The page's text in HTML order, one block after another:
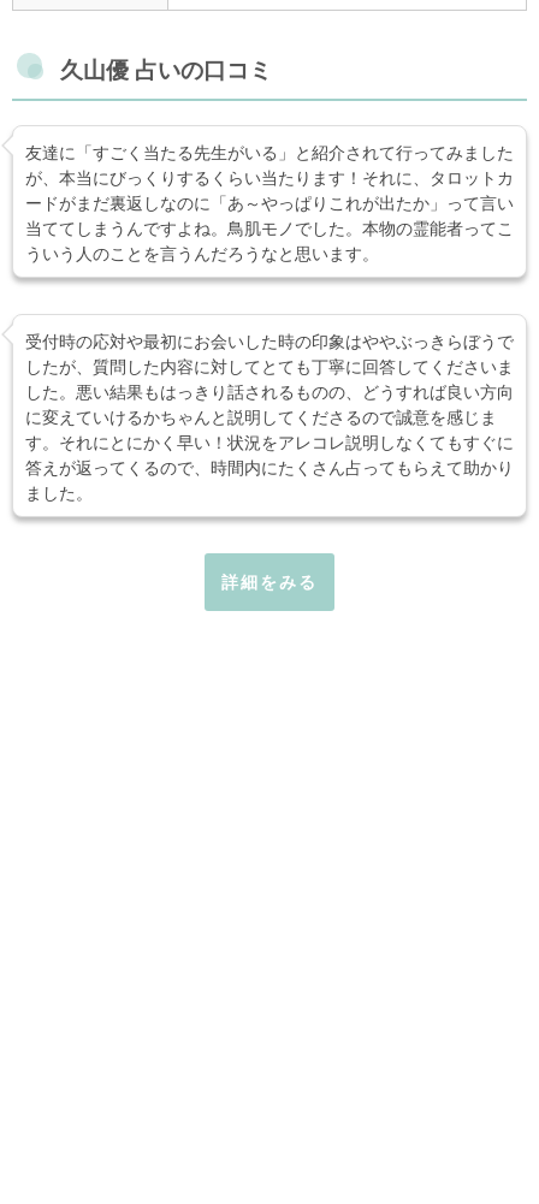
久山優 占いの口コミ
友達に「すごく当たる先生がいる」と紹介されて行ってみました
が、本当にびっくりするくらい当たります！それに、タロットカ
ードがまだ裏返しなのに「あ～やっぱりこれが出たか」って言い
当ててしまうんですよね。鳥肌モノでした。本物の霊能者ってこ
ういう人のことを言うんだろうなと思います。
受付時の応対や最初にお会いした時の印象はややぶっきらぼうで
したが、質問した内容に対してとても丁寧に回答してくださいま
した。悪い結果もはっきり話されるものの、どうすれば良い方向
に変えていけるかちゃんと説明してくださるので誠意を感じま
す。それにとにかく早い！状況をアレコレ説明しなくてもすぐに
答えが返ってくるので、時間内にたくさん占ってもらえて助かり
ました。
詳細をみる